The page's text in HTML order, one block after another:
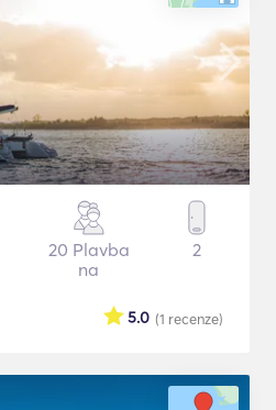
20 Plavba
na
2
(1 recenze)
5.0